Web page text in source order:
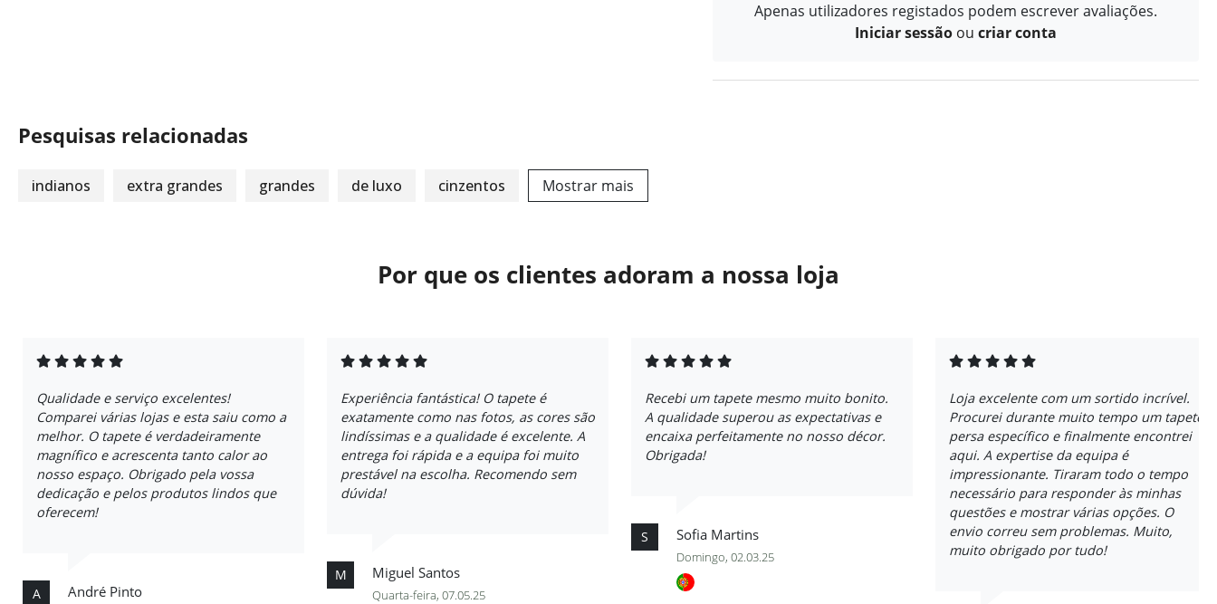
Apenas utilizadores registados podem escrever avaliações.
Iniciar sessão ou criar conta
Pesquisas relacionadas
indianos extra grandes grandes de luxo cinzentos Mostrar mais
Por que os clientes adoram a nossa loja
Qualidade e serviço excelentes!
Comparei várias lojas e esta saiu como a
melhor. O tapete é verdadeiramente
magnífico e acrescenta tanto calor ao
nosso espaço. Obrigado pela vossa
dedicação e pelos produtos lindos que
oferecem!
A André Pinto
Experiência fantástica! O tapete é
exatamente como nas fotos, as cores são
lindíssimas e a qualidade é excelente. A
entrega foi rápida e a equipa foi muito
prestável na escolha. Recomendo sem
dúvida!
M Miguel Santos
Quarta-feira, 07.05.25
Recebi um tapete mesmo muito bonito.
A qualidade superou as expectativas e
encaixa perfeitamente no nosso décor.
Obrigada!
S Sofia Martins
Domingo, 02.03.25
Loja excelente com um sortido incrível.
Procurei durante muito tempo um tapete
persa específico e finalmente encontrei
aqui. A expertise da equipa é
impressionante. Tiraram todo o tempo
necessário para responder às minhas
questões e mostrar várias opções. O
envio correu sem problemas. Muito,
muito obrigado por tudo!